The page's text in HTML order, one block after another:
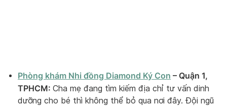
Phòng khám Nhi đồng Diamond Ký Con – Quận 1,
TPHCM: Cha mẹ đang tìm kiếm địa chỉ tư vấn dinh
dưỡng cho bé thì không thể bỏ qua nơi đây. Đội ngũ